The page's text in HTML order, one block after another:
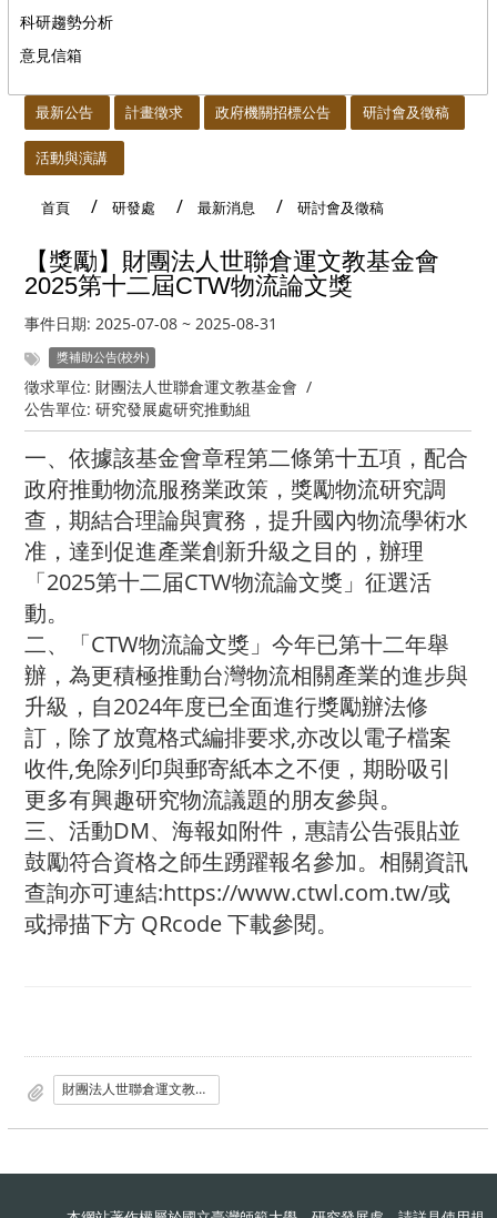
科研趨勢分析
意見信箱
最新公告 計畫徵求 政府機關招標公告 研討會及徵稿
活動與演講
首頁 研發處 最新消息 研討會及徵稿
【獎勵】財團法人世聯倉運文教基金會
2025第十二屆CTW物流論文獎
事件日期: 2025-07-08 ~ 2025-08-31
獎補助公告(校外)
徵求單位: 財團法人世聯倉運文教基金會 /
公告單位: 研究發展處研究推動組
一、依據該基金會章程第二條第十五項，配合
政府推動物流服務業政策，獎勵物流研究調
查，期結合理論與實務，提升國內物流學術水
准，達到促進產業創新升級之目的，辦理
「2025第十二届CTW物流論文獎」征選活
動。
二、「CTW物流論文獎」今年已第十二年舉
辦，為更積極推動台灣物流相關產業的進步與
升級，自2024年度已全面進行獎勵辦法修
訂，除了放寬格式編排要求,亦改以電子檔案
收件,免除列印與郵寄紙本之不便，期盼吸引
更多有興趣研究物流議題的朋友參與。
三、活動DM、海報如附件，惠請公告張貼並
鼓勵符合資格之師生踴躍報名參加。相關資訊
查詢亦可連結:https://www.ctwl.com.tw/或
或掃描下方 QRcode 下載參閱。
財團法人世聯倉運文教基金會函.pdf